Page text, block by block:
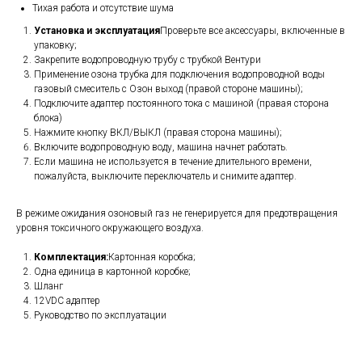
Тихая работа и отсутствие шума
Установка и эксплуатацияПроверьте все аксессуары, включенные в
упаковку;
Закрепите водопроводную трубу с трубкой Вентури
Применение озона трубка для подключения водопроводной воды
газовый смеситель с Озон выход (правой стороне машины);
Подключите адаптер постоянного тока с машиной (правая сторона
блока)
Нажмите кнопку ВКЛ/ВЫКЛ (правая сторона машины);
Включите водопроводную воду, машина начнет работать.
Если машина не используется в течение длительного времени,
пожалуйста, выключите переключатель и снимите адаптер.
В режиме ожидания озоновый газ не генерируется для предотвращения
уровня токсичного окружающего воздуха.
Комплектация:Картонная коробка;
Одна единица в картонной коробке;
Шланг
12VDC адаптер
Руководство по эксплуатации